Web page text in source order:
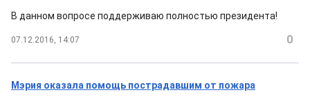
В данном вопросе поддерживаю полностью президента!
07.12.2016, 14:07 0
Мэрия оказала помощь пострадавшим от пожара